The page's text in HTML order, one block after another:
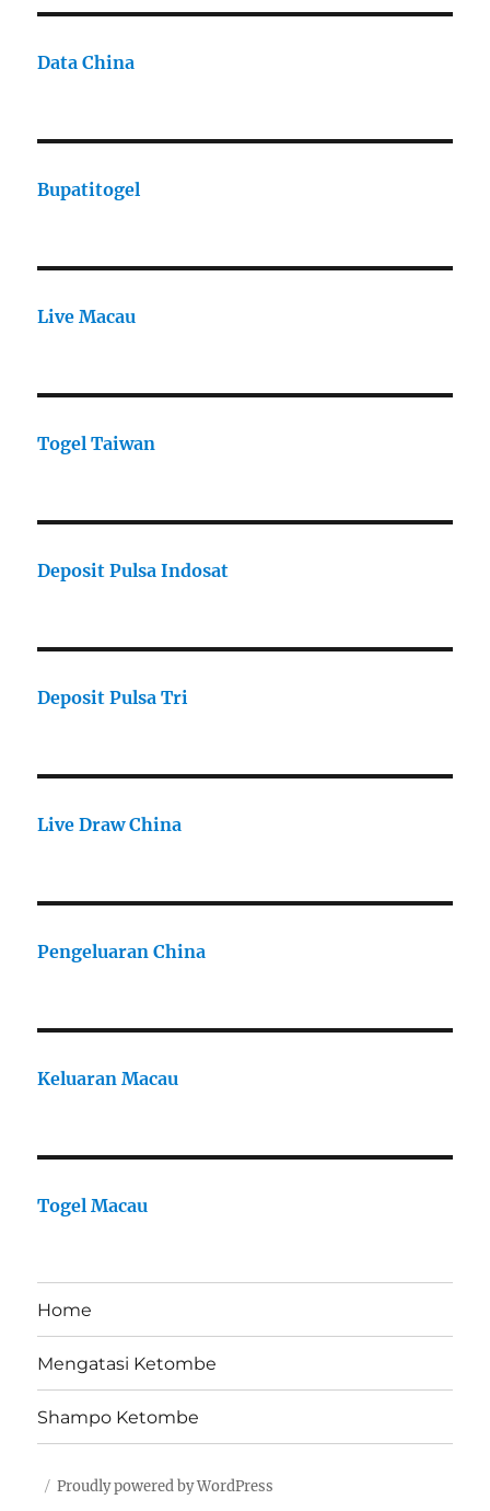
Data China
Bupatitogel
Live Macau
Togel Taiwan
Deposit Pulsa Indosat
Deposit Pulsa Tri
Live Draw China
Pengeluaran China
Keluaran Macau
Togel Macau
Home
Mengatasi Ketombe
Shampo Ketombe
Proudly powered by WordPress